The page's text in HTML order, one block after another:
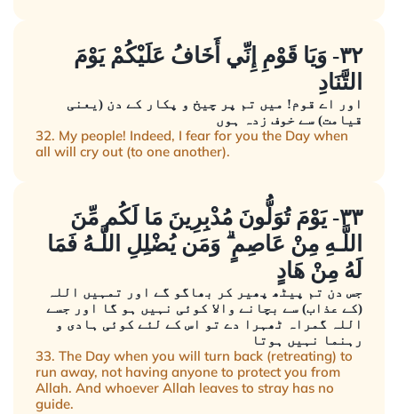
٣٢- وَيَا قَوْمِ إِنِّي أَخَافُ عَلَيْكُمْ يَوْمَ
التَّنَادِ
اور اے قوم! میں تم پر چیخ و پکار کے دن (یعنی
قیامت) سے خوف زدہ ہوں
32. My people! Indeed, I fear for you the Day when
all will cry out (to one another).
٣٣- يَوْمَ تُوَلُّونَ مُدْبِرِينَ مَا لَكُم مِّنَ
اللَّـهِ مِنْ عَاصِمٍ ۗ وَمَن يُضْلِلِ اللَّـهُ فَمَا
لَهُ مِنْ هَادٍ
جس دن تم پیٹھ پھیر کر بھاگو گے اور تمہیں اللہ
(کے عذاب) سے بچانے والا کوئی نہیں ہو گا اور جسے
اللہ گمراہ ٹھہرا دے تو اس کے لئے کوئی ہادی و
رہنما نہیں ہوتا
33. The Day when you will turn back (retreating) to
run away, not having anyone to protect you from
Allah. And whoever Allah leaves to stray has no
guide.